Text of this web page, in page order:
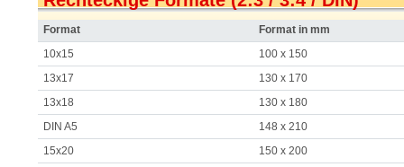
Format
Format in mm
10x15
100 x 150
13x17
130 x 170
13x18
130 x 180
DIN A5
148 x 210
15x20
150 x 200